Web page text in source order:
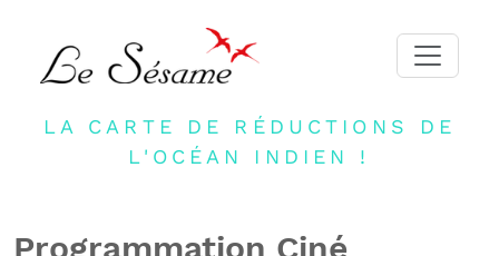
ACCUEIL
LA CARTE DE RÉDUCTIONS DE
L'OCÉAN INDIEN !
Programmation Ciné